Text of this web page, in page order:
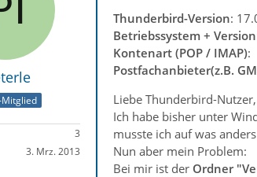
Mitglied
3
3. Mrz. 2013
Thunderbird-Version:
Betriebssystem + Version
Kontenart (POP / IMAP):
Postfachanbieter(z.B.
Liebe Thunderbird-
Ich habe bisher unter
musste ich auf was
Nun aber mein Problem:
Bei mir ist der Ordner